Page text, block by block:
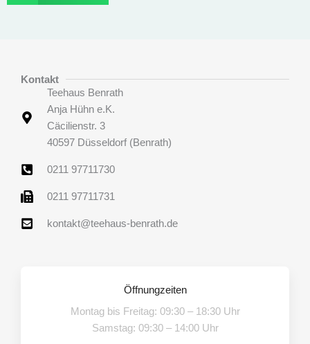
Kontakt
Teehaus Benrath
Anja Hühn e.K.
Cäcilienstr. 3
40597 Düsseldorf (Benrath)
0211 97711730
0211 97711731
kontakt@teehaus-benrath.de
Öffnungzeiten
Montag bis Freitag: 09:30 – 18:30 Uhr
Samstag: 09:30 – 14:00 Uhr